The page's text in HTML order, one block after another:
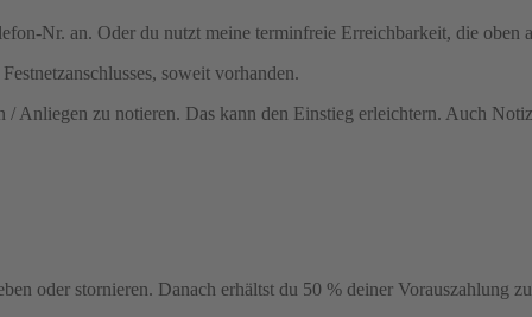
Nr. an. Oder du nutzt meine terminfreie Erreichbarkeit, die oben
soweit vorhanden.
Anliegen zu notieren. Das kann den Einstieg erleichtern. Auch
oder stornieren. Danach erhältst du 50 % deiner Vorauszahlung